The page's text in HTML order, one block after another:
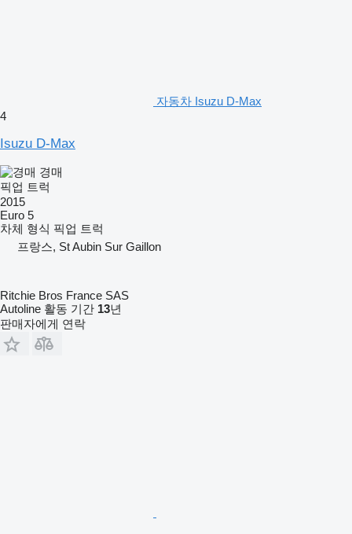
자동차 Isuzu D-Max
4
Isuzu D-Max
경매
픽업 트럭
2015
Euro 5
차체 형식 픽업 트럭
프랑스, St Aubin Sur Gaillon
Ritchie Bros France SAS
Autoline 활동 기간 13년
판매자에게 연락